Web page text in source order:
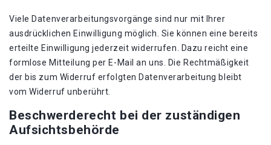
Viele Datenverarbeitungsvorgänge sind nur mit Ihrer
ausdrücklichen Einwilligung möglich. Sie können eine bereits
erteilte Einwilligung jederzeit widerrufen. Dazu reicht eine
formlose Mitteilung per E-Mail an uns. Die Rechtmäßigkeit
der bis zum Widerruf erfolgten Datenverarbeitung bleibt
vom Widerruf unberührt.
Beschwerderecht bei der zuständigen
Aufsichtsbehörde